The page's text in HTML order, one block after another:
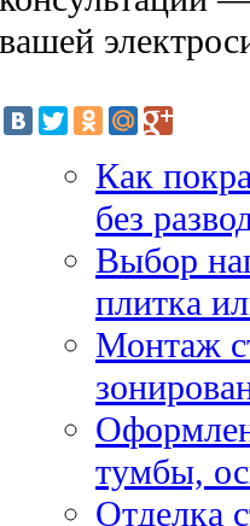
вашей
Как
без
Выбор
плитка
Монтаж
тумбы,
Отделка